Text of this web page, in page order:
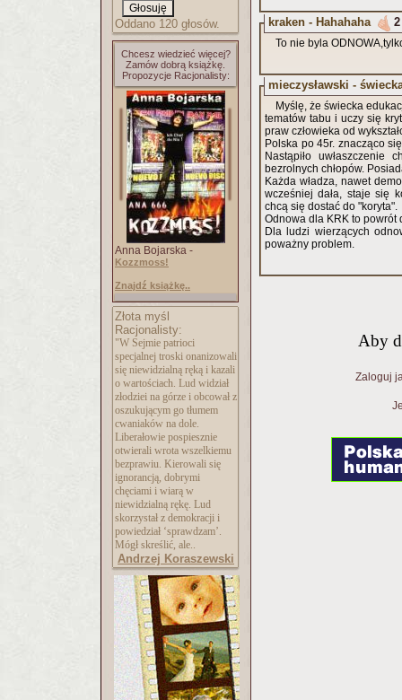
Oddano 120 głosów.
Chcesz wiedzieć więcej?
Zamów dobrą książkę.
Propozycje Racjonalisty:
Anna Bojarska -
Kozzmoss!
Znajdź książkę..
Złota myśl
Racjonalisty:
"W Sejmie patrioci
specjalnej troski onanizowali
się niewidzialną ręką i kazali
o wartościach. Lud widział
złodziei na górze i obcował z
oszukującym go tłumem
cwaniaków na dole.
Liberałowie pospiesznie
otwierali wrota wszelkiemu
bezprawiu. Kierowali się
ignorancją, dobrymi
chęciami i wiarą w
niewidzialną rękę. Lud
skorzystał z demokracji i
powiedział ‘sprawdzam’.
Mógł skreślić, ale..
Andrzej Koraszewski
kraken - Hahahaha
To nie byla
mieczysławski -
Myślę, że świecka
tematów tabu i uczy się
praw człowieka od
Polska po 45r. znacząco
Nastąpiło uwłaszczenie
bezrolnych chłopów.
Każda władza, nawet
wcześniej dała, staje się
chcą się dostać do "koryta".
Odnowa dla KRK to powrót
Dla ludzi wierzących
poważny problem.
Aby
Zaloguj